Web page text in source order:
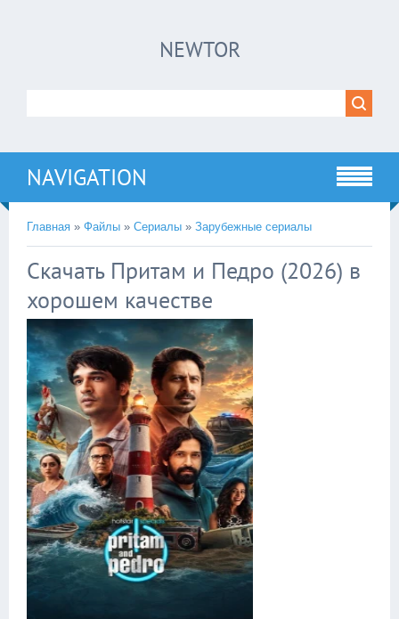
NEWTOR
NAVIGATION
Главная » Файлы » Сериалы » Зарубежные сериалы
Скачать Притам и Педро (2026) в
хорошем качестве
!!!Если Вы с телефона сперва нажмите на